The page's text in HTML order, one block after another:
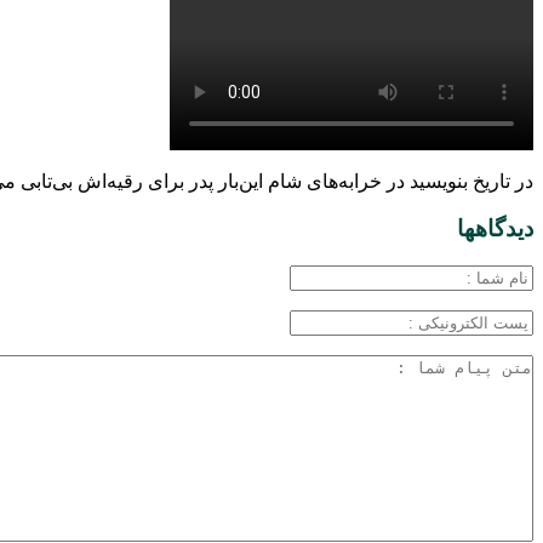
در تاریخ بنویسید در خرابه‌های شام این‌بار پدر برای رقیه‌اش بی‌تابی
دیدگاهها